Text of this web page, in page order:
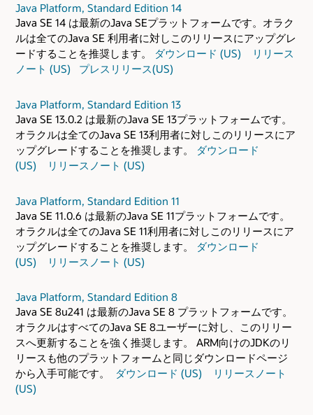
Java Platform, Standard Edition 14
Java SE 14 は最新のJava SEプラットフォームです。オラク
ルは全てのJava SE 利用者に対しこのリリースにアップグレ
ードすることを推奨します。 ダウンロード (US)
リリース
ノート (US)
プレスリリース(US)
Java Platform, Standard Edition 13
Java SE 13.0.2 は最新のJava SE 13プラットフォームです。
オラクルは全てのJava SE 13利用者に対しこのリリースにア
ップグレードすることを推奨します。 ダウンロード
(US)
リリースノート (US)
Java Platform, Standard Edition 11
Java SE 11.0.6 は最新のJava SE 11プラットフォームです。
オラクルは全てのJava SE 11利用者に対しこのリリースにア
ップグレードすることを推奨します。 ダウンロード
(US)
リリースノート (US)
Java Platform, Standard Edition 8
Java SE 8u241 は最新のJava SE 8 プラットフォームです。
オラクルはすべてのJava SE 8ユーザーに対し、このリリー
スへ更新することを強く推奨します。 ARM向けのJDKのリ
リースも他のプラットフォームと同じダウンロードページ
から入手可能です。
ダウンロード (US)
リリースノート
(US)